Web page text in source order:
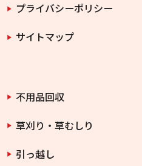
プライバシーポリシー
サイトマップ
不用品回収
草刈り・草むしり
引っ越し